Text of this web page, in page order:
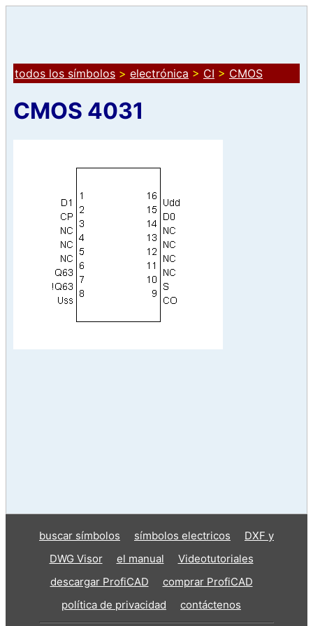
todos los símbolos > electrónica > CI > CMOS
CMOS 4031
buscar símbolos símbolos electricos
DXF y
DWG Visor
el manual
Videotutoriales
descargar ProfiCAD
comprar ProfiCAD
política de privacidad
contáctenos